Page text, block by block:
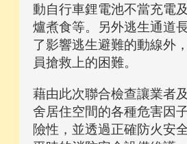
動自行車鋰電池不當充電
爐煮食等。另外逃生通道
了影響逃生避難的動線外
員搶救上的困難。
藉由此次聯合檢查讓業者
舍居住空間的各種危害因
險性，並透過正確防火安